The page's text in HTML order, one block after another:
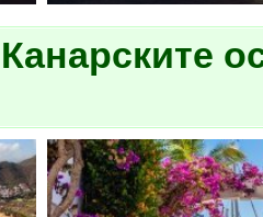
природните паркове на остров
Тасмания!
и водач от България!